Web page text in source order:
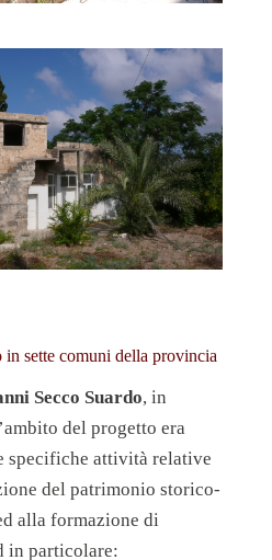
sette comuni della provincia
Secco Suardo, in
del progetto era
specifiche attività relative
del patrimonio storico-
alla formazione di
in particolare: